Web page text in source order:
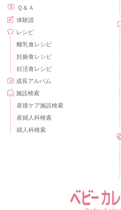
Ｑ＆Ａ
体験談
レシピ
離乳食レシピ
妊娠食レシピ
妊活食レシピ
成長アルバム
施設検索
産後ケア施設検索
産婦人科検索
婦人科検索